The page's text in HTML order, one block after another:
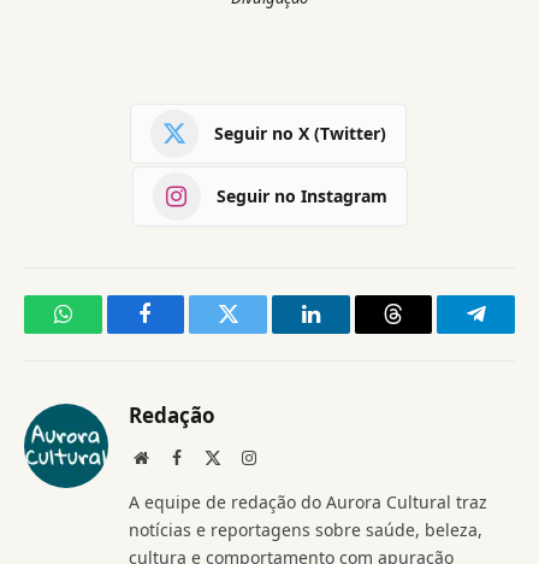
Seguir no X (Twitter)
Seguir no Instagram
WhatsAppFacebookTwitter LinkedInThreads
Redação
WebsiteFacebook Instagram
A equipe de redação do Aurora Cultural traz
notícias e reportagens sobre saúde, beleza,
cultura e comportamento com apuração